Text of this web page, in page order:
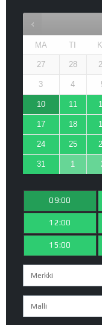
MA TI
27 28
3 4
10 11
17 18
24 25
31 1
09:00
12:00
15:00